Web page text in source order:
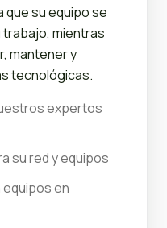
que su equipo se
mientras
mantener y
tecnológicas.
expertos
su red y equipos
en